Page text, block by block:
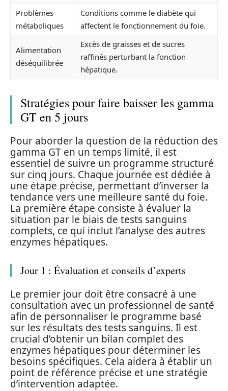
Problèmes
métaboliques
Conditions comme le diabète qui
affectent le fonctionnement du foie.
Alimentation
déséquilibrée
Excès de graisses et de sucres
raffinés perturbant la fonction
hépatique.
Stratégies pour faire baisser les gamma
GT en 5 jours
Pour aborder la question de la réduction des
gamma GT en un temps limité, il est
essentiel de suivre un programme structuré
sur cinq jours. Chaque journée est dédiée à
une étape précise, permettant d’inverser la
tendance vers une meilleure santé du foie.
La première étape consiste à évaluer la
situation par le biais de tests sanguins
complets, ce qui inclut l’analyse des autres
enzymes hépatiques.
Jour 1 : Évaluation et conseils d’experts
Le premier jour doit être consacré à une
consultation avec un professionnel de santé
afin de personnaliser le programme basé
sur les résultats des tests sanguins. Il est
crucial d’obtenir un bilan complet des
enzymes hépatiques pour déterminer les
besoins spécifiques. Cela aidera à établir un
point de référence précise et une stratégie
d’intervention adaptée.